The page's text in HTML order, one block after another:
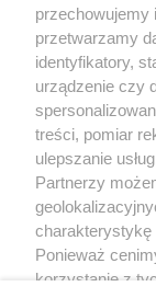
ZAKUPY
Jesień w
dodatki w
ZOBACZ
przechowujemy
przetwarzamy
identyfikatory,
urządzenie czy
treści, pomiar
ulepszanie
Partnerzy
charakterystykę
Ponieważ
korzystanie z